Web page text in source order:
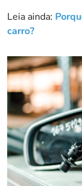
Leia ainda:
carro?